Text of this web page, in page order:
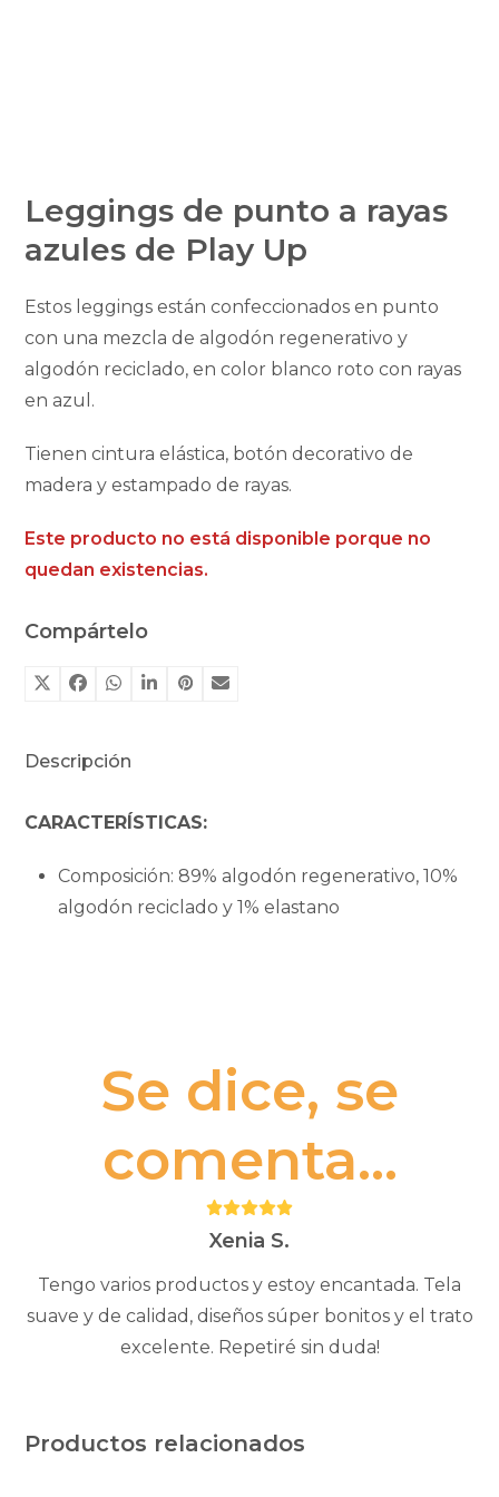
Leggings de punto a rayas
azules de Play Up
Estos leggings están confeccionados en punto
con una mezcla de algodón regenerativo y
algodón reciclado, en color blanco roto con rayas
en azul.
Tienen cintura elástica, botón decorativo de
madera y estampado de rayas.
Este producto no está disponible porque no
quedan existencias.
Compártelo
Descripción
CARACTERÍSTICAS:
Composición: 89% algodón regenerativo, 10%
algodón reciclado y 1% elastano
Se dice, se
comenta...
Puntuación:
5Xenia S.
Tengo varios productos y estoy encantada. Tela
suave y de calidad, diseños súper bonitos y el trato
excelente. Repetiré sin duda!
Productos relacionados